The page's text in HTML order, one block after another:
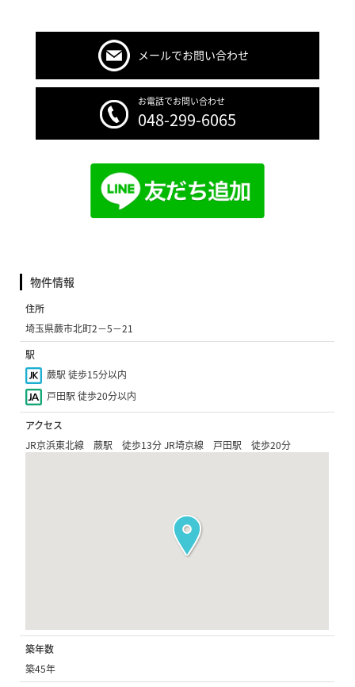
メールでお問い合わせ
お電話でお問い合わせ
048-299-6065
物件情報
住所
埼玉県蕨市北町2−5−21
駅
蕨駅 徒歩15分以内
戸田駅 徒歩20分以内
アクセス
JR京浜東北線 蕨駅 徒歩13分 JR埼京線 戸田駅 徒歩20分
築年数
築45年